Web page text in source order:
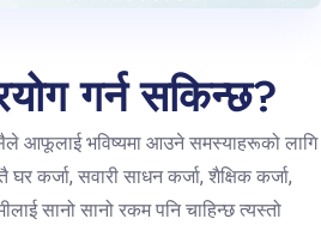
गर्न सकिन्छ?
आफूलाई भविष्यमा आउने समस्याहरूको लागि
कर्जा, सवारी साधन कर्जा, शैक्षिक कर्जा,
सानो सानो रकम पनि चाहिन्छ त्यस्तो